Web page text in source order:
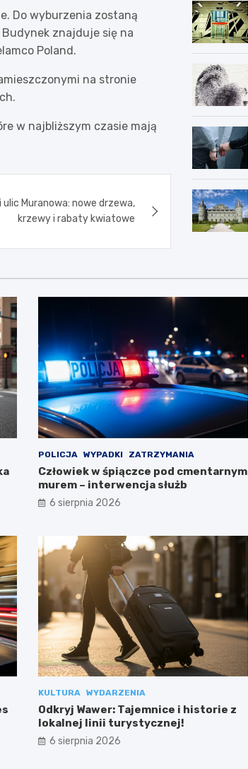
Do wyburzenia zostaną
znajduje się na
Poland.
na stronie
w najbliższym czasie mają
Muranowa: nowe drzewa,
krzewy i rabaty kwiatowe
POLICJA WYPADKI ZATRZYMANIA
Człowiek w śpiączce pod cmentarnym
murem – interwencja służb
6 sierpnia 2026
KULTURA WYDARZENIA
Odkryj Wawer: Tajemnice i historie z
lokalnej linii turystycznej!
6 sierpnia 2026